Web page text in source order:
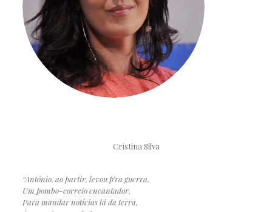
Cristina Silva
“António, ao partir, levou p’ra guerra,
Um pombo-correio encantador,
Para mandar notícias lá da terra,